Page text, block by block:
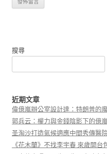
搜尋
近期文章
偉億嵐辦公室設計達：特朗普的
郭兵云：權力與金錢陰影下的億
圣淘沙打造氣候適應中間秀傳醫
《花木蘭》不找李宇春 來歲開台